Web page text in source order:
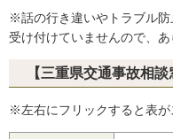
※話の行き違いやトラブル
受け付けていませんので、あ
【三重県交通事故相談
※左右にフリックすると表が